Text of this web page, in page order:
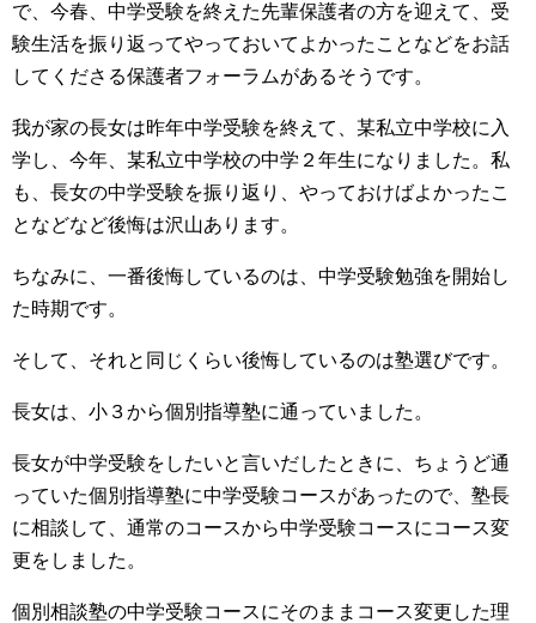
で、今春、中学受験を終えた先輩保護者の方を迎えて、受
験生活を振り返ってやっておいてよかったことなどをお話
してくださる保護者フォーラムがあるそうです。
我が家の長女は昨年中学受験を終えて、某私立中学校に入
学し、今年、某私立中学校の中学２年生になりました。私
も、長女の中学受験を振り返り、やっておけばよかったこ
となどなど後悔は沢山あります。
ちなみに、一番後悔しているのは、中学受験勉強を開始し
た時期です。
そして、それと同じくらい後悔しているのは塾選びです。
長女は、小３から個別指導塾に通っていました。
長女が中学受験をしたいと言いだしたときに、ちょうど通
っていた個別指導塾に中学受験コースがあったので、塾長
に相談して、通常のコースから中学受験コースにコース変
更をしました。
個別相談塾の中学受験コースにそのままコース変更した理